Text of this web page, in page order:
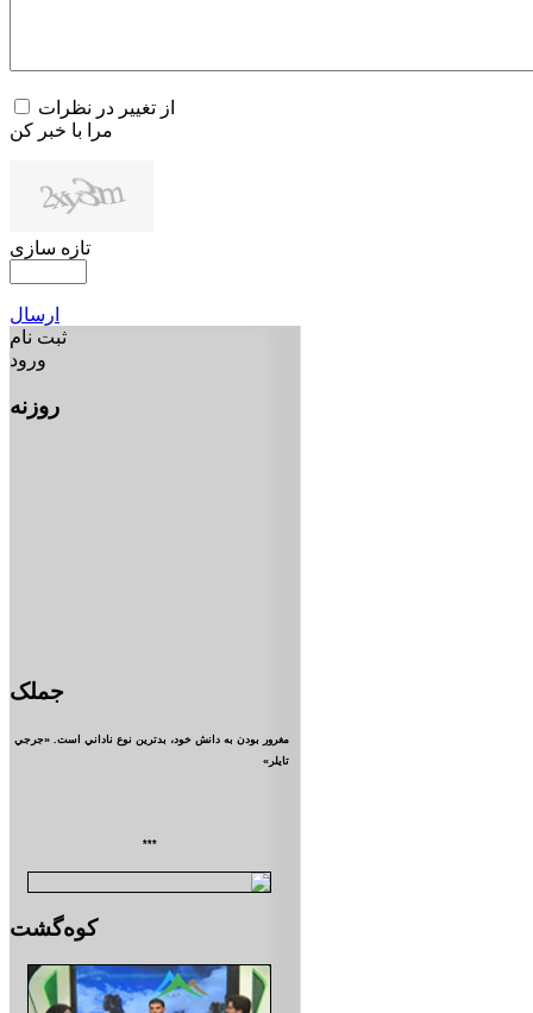
از تغییر در نظرات
مرا با خبر کن
تازه سازی
ارسال
ثبت نام
ورود
روزنه
جملک
مغرور بودن به دانش خود، بدترين نوع ناداني است. «جرجي
تايلر»
***
کوه‌گشت